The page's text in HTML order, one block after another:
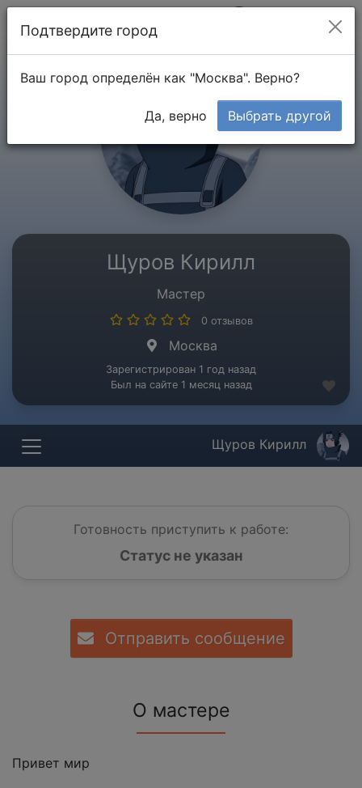
Щуров Кирилл
Мастер
0 отзывов
Москва
Зарегистрирован 1 год назад
Был на сайте 1 месяц назад
Щуров Кирилл
Готовность приступить к работе:
Статус не указан
Отправить сообщение
О мастере
Привет мир
Подтвердите город
Ваш город определён как "Москва". Верно?
Да, верно Выбрать другой